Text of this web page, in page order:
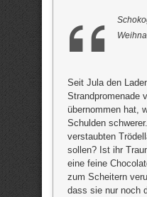
Seit Jula den
Strandpromenade
übernommen hat,
Schulden
verstaubten
sollen? Ist ihr
eine feine
zum Scheitern
dass sie nur noch